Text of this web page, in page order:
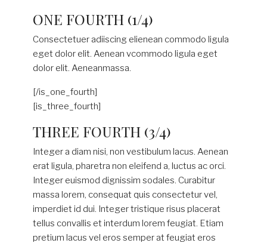
ONE FOURTH (1/4)
Consectetuer adiiscing elienean commodo ligula
eget dolor elit. Aenean vcommodo ligula eget
dolor elit. Aeneanmassa.
[/is_one_fourth]
[is_three_fourth]
THREE FOURTH (3/4)
Integer a diam nisi, non vestibulum lacus. Aenean
erat ligula, pharetra non eleifend a, luctus ac orci.
Integer euismod dignissim sodales. Curabitur
massa lorem, consequat quis consectetur vel,
imperdiet id dui. Integer tristique risus placerat
tellus convallis et interdum lorem feugiat. Etiam
pretium lacus vel eros semper at feugiat eros